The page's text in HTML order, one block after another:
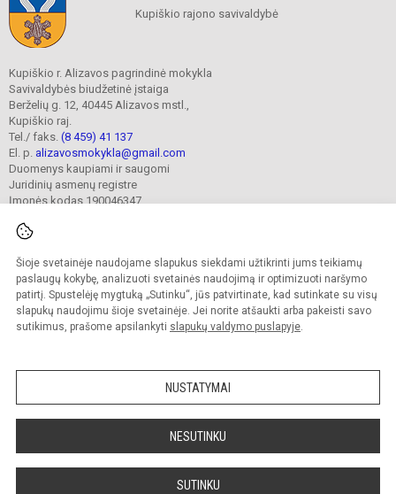
Šioje svetainėje naudojame slapukus siekdami užtikrinti jums teikiamų
paslaugų kokybę, analizuoti svetainės naudojimą ir optimizuoti naršymo
patirtį. Spustelėję mygtuką „Sutinku“, jūs patvirtinate, kad sutinkate su visų
slapukų naudojimu šioje svetainėje. Jei norite atšaukti arba pakeisti savo
sutikimus, prašome apsilankyti slapukų valdymo puslapyje.
NUSTATYMAI
NESUTINKU
SUTINKU
Kupiškio rajono savivaldybė
Kupiškio r. Alizavos pagrindinė mokykla
Savivaldybės biudžetinė įstaiga
Berželių g. 12, 40445 Alizavos mstl.,
Kupiškio raj.
Tel./ faks. (8 459) 41 137
El. p. alizavosmokykla@gmail.com
Duomenys kaupiami ir saugomi
Juridinių asmenų registre
Įmonės kodas 190046347
© 2023. Kupiškio r. Alizavos pagrindinė mokykla. Visos teisės saugomos.
Kopijuoti turinį be raštiško įstaigos administracijos sutikimo griežtai draudžiama.
Prieinamumo paraiška Slapukų valdymas
Sumanus būdas atnaujinti